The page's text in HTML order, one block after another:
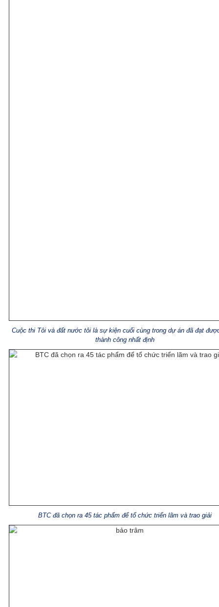
Cuộc thi Tôi và đất nước tôi là sự kiện cuối cùng trong dự án đã đạt
thành công nhất định
BTC đã chọn ra 45 tác phẩm để tổ chức triển lãm và trao giải